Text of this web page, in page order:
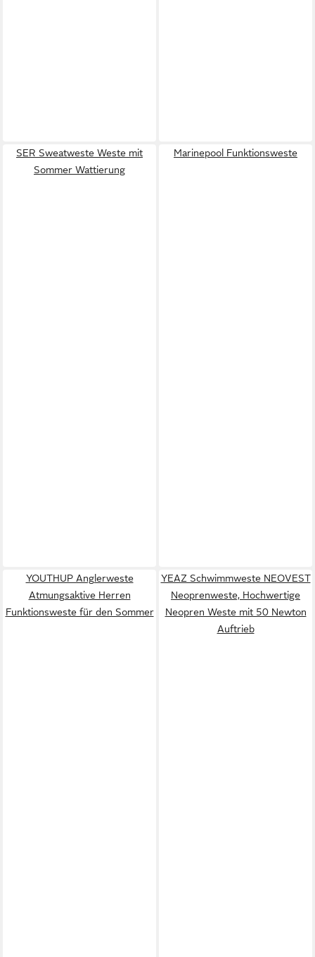
SER Sweatweste Weste mit
Sommer Wattierung
Marinepool Funktionsweste
YOUTHUP Anglerweste
Atmungsaktive Herren
Funktionsweste für den Sommer
YEAZ Schwimmweste NEOVEST
Neoprenweste, Hochwertige
Neopren Weste mit 50 Newton
Auftrieb